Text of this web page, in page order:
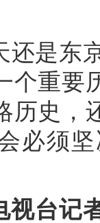
还是东
个重要
历史，
必须
视台记